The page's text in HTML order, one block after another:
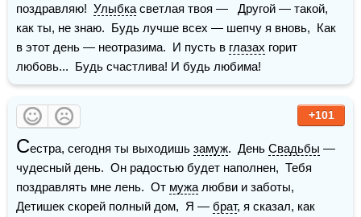
поздравляю! Улыбка светлая твоя —   Другой — такой,
как ты, не знаю.  Будь лучше всех — шепчу я вновь,  Как
в этот день — неотразима.  И пусть в глазах горит
любовь...  Будь счастлива! И будь любима!
+101
Сестра, сегодня ты выходишь замуж.  День Свадьбы —
чудесный день.  Он радостью будет наполнен,  Тебя
поздравлять мне лень.  От мужа любви и заботы,
Детишек скорей полный дом,  Я — брат, я сказал, как